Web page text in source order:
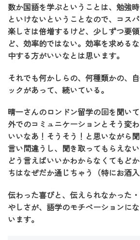
数か国語を学ぶということは、勉強
といけないということなので、コス
楽しさは倍増するけど、少しずつ要
ど、効率的ではない。効率を求める
中する方がいいなとは思います。
それでも何かしらの、何種類かの、
ックがあって、続いている。
晴一さんのロンドン留学の回を聞い
外でのコミュニケーションとそう変わ
いいなあ！そうそう！と思いながら聞
言い間違うし、聞き取ってもらえな
どう言えばいいかわからなくてもど
ちはなぜだか通じちゃう（特にお酒入
伝わった喜びと、伝えられなかった
やしさが、語学のモチベーションに
います。